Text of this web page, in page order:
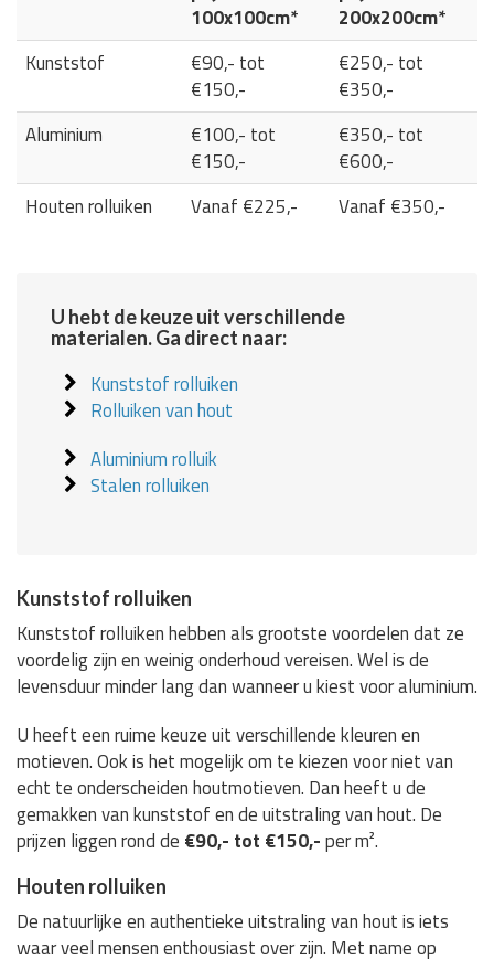
100x100cm*
200x200cm*
Kunststof
€90,- tot
€150,-
€250,- tot
€350,-
Aluminium
€100,- tot
€150,-
€350,- tot
€600,-
Houten rolluiken
Vanaf €225,- Vanaf €350,-
U hebt de keuze uit verschillende
materialen. Ga direct naar:
Kunststof rolluiken
Rolluiken van hout
Aluminium rolluik
Stalen rolluiken
Kunststof rolluiken
Kunststof rolluiken hebben als grootste voordelen dat ze
voordelig zijn en weinig onderhoud vereisen. Wel is de
levensduur minder lang dan wanneer u kiest voor aluminium.
U heeft een ruime keuze uit verschillende kleuren en
motieven. Ook is het mogelijk om te kiezen voor niet van
echt te onderscheiden houtmotieven. Dan heeft u de
gemakken van kunststof en de uitstraling van hout. De
prijzen liggen rond de €90,- tot €150,-per m².
Houten rolluiken
De natuurlijke en authentieke uitstraling van hout is iets
waar veel mensen enthousiast over zijn. Met name op